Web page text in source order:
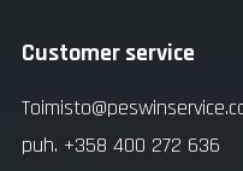
Customer service
puh. +358 400 272 636